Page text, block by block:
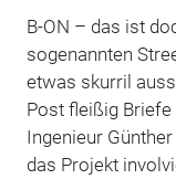
B-ON – das ist
sogenannten
etwas skurril
Post fleißig
Ingenieur
das Projekt